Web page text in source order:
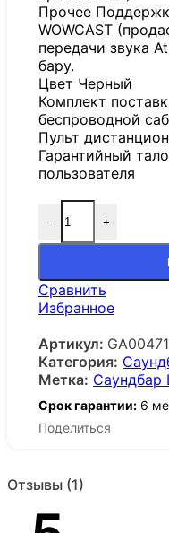
Прочее
WOWCAST
передачи звука
бару.
Цвет Черный
Комплект
беспроводной
Пульт
Гарантийный
пользователя
- +
Сравнить
Избранное
Артикул:
Категория:
Метка: Саундбар
Срок гарантии: 6
Поделиться
Отзывы (1)